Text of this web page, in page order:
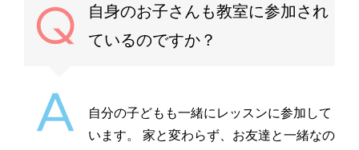
自身のお子さんも教室に参加され
ているのですか？
自分の子どもも一緒にレッスンに参加して
います。 家と変わらず、お友達と一緒なの